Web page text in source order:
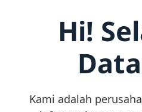
Hi!
Kami adalah